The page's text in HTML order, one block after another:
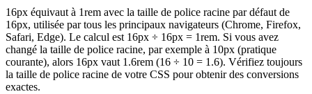
16px équivaut à 1rem avec la taille de police racine par défaut de
16px, utilisée par tous les principaux navigateurs (Chrome, Firefox,
Safari, Edge). Le calcul est 16px ÷ 16px = 1rem. Si vous avez
changé la taille de police racine, par exemple à 10px (pratique
courante), alors 16px vaut 1.6rem (16 ÷ 10 = 1.6). Vérifiez toujours
la taille de police racine de votre CSS pour obtenir des conversions
exactes.